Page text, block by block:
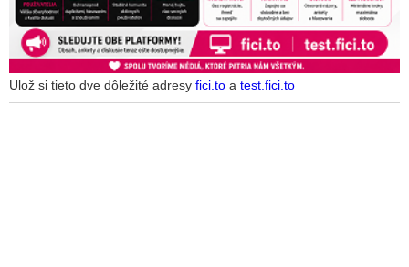
Ulož si tieto dve dôležité adresy fici.to a test.fici.to